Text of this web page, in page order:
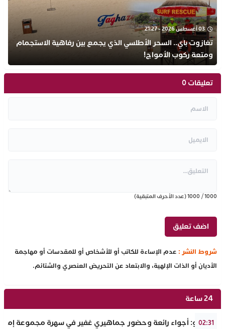
03 أغسطس 2026 - 21:27
تغازوت باي.. السحر الأطلسي الذي يجمع بين رفاهية الاستجمام
ومتعة ركوب الأمواج!
تعليقات 0
1000
/
1000(عدد الأحرف المتبقية)
شروط النشر : عدم الإساءة للكاتب أو للأشخاص أو للمقدسات أو مهاجمة
الأديان أو الذات الإلهية، والابتعاد عن التحريض العنصري والشتائم.
24 ساعة
02:31
بالفيديو: أجواء رائعة وحضور جماهيري غفير في سهرة مجموعة